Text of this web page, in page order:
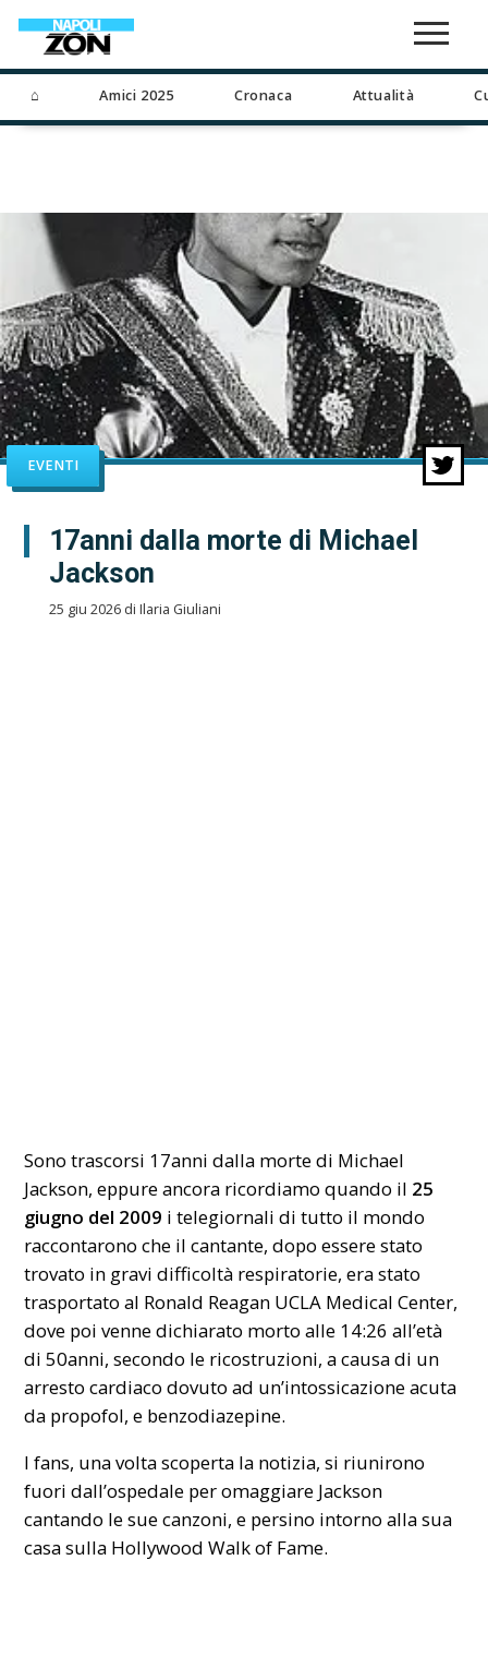
⌂ Amici 2025 Cronaca Attualità
EVENTI
17anni dalla morte di Michael
Jackson
25 giu 2026 di Ilaria Giuliani
Sono trascorsi 17anni dalla morte di Michael
Jackson, eppure ancora ricordiamo quando il 25
giugno del 2009 i telegiornali di tutto il mondo
raccontarono che il cantante, dopo essere stato
trovato in gravi difficoltà respiratorie, era stato
trasportato al Ronald Reagan UCLA Medical Center,
dove poi venne dichiarato morto alle 14:26 all’età
di 50anni, secondo le ricostruzioni, a causa di un
arresto cardiaco dovuto ad un’intossicazione acuta
da propofol, e benzodiazepine.
I fans, una volta scoperta la notizia, si riunirono
fuori dall’ospedale per omaggiare Jackson
cantando le sue canzoni, e persino intorno alla sua
casa sulla Hollywood Walk of Fame.